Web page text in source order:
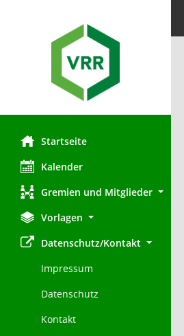
Startseite
Kalender
Gremien und Mitglieder
Vorlagen
Datenschutz/Kontakt
Impressum
Datenschutz
Kontakt